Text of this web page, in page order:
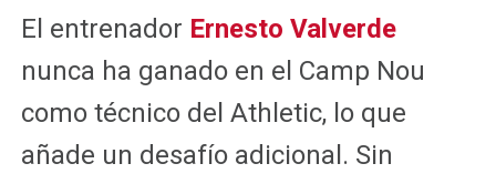
El entrenador Ernesto Valverde
nunca ha ganado en el Camp Nou
como técnico del Athletic, lo que
añade un desafío adicional. Sin